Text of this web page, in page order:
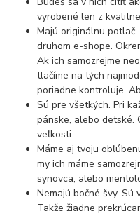
vyrobené len z
Majú originálnu
druhom e-shope.
Ak ich samozrejme
tlačíme na tých
poriadne kontroluje.
Sú pre všetkých. Pri
pánske, alebo detské.
veľkosti.
Máme aj tvoju
my ich máme
synovca, alebo
Nemajú bočné švy.
Takže žiadne